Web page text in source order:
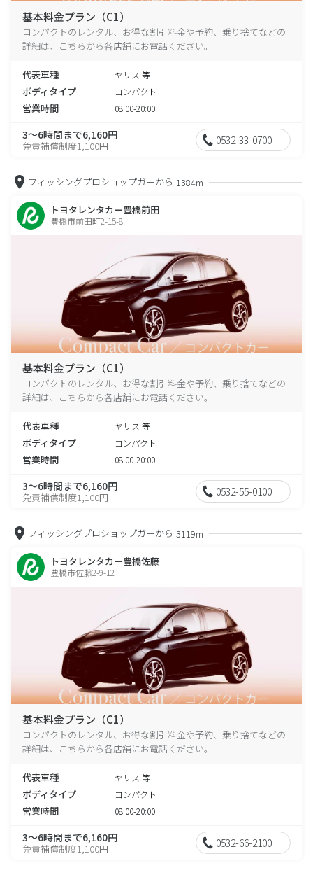
基本料金プラン（C1）
コンパクトのレンタル、お得な割引料金や予約、乗り捨てなどの
詳細は、こちらから各店舗にお電話ください。
代表車種 ヤリス 等
ボディタイプ コンパクト
営業時間 08:00-20:00
3～6時間まで6,160円
免責補償制度1,100円 0532-33-0700
フィッシングプロショップガーから 1384m
トヨタレンタカー豊橋前田
豊橋市前田町2-15-8
基本料金プラン（C1）
コンパクトのレンタル、お得な割引料金や予約、乗り捨てなどの
詳細は、こちらから各店舗にお電話ください。
代表車種 ヤリス 等
ボディタイプ コンパクト
営業時間 08:00-20:00
3～6時間まで6,160円
免責補償制度1,100円 0532-55-0100
フィッシングプロショップガーから 3119m
トヨタレンタカー豊橋佐藤
豊橋市佐藤2-9-12
基本料金プラン（C1）
コンパクトのレンタル、お得な割引料金や予約、乗り捨てなどの
詳細は、こちらから各店舗にお電話ください。
代表車種 ヤリス 等
ボディタイプ コンパクト
営業時間 08:00-20:00
3～6時間まで6,160円
免責補償制度1,100円 0532-66-2100